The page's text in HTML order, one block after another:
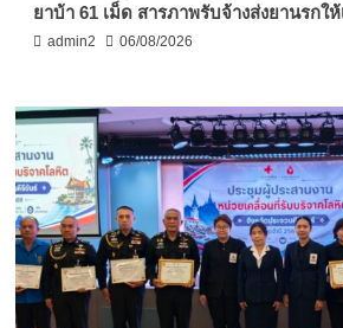
ยาบ้า 61 เม็ด สารภาพรับจ้างส่งยานรกใ
admin2 06/08/2026